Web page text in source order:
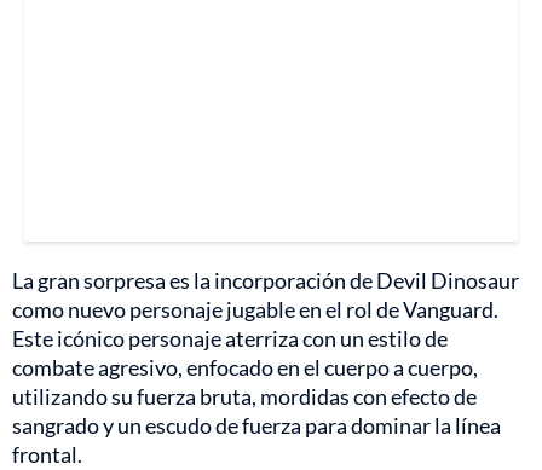
La gran sorpresa es la incorporación de Devil Dinosaur
como nuevo personaje jugable en el rol de Vanguard.
Este icónico personaje aterriza con un estilo de
combate agresivo, enfocado en el cuerpo a cuerpo,
utilizando su fuerza bruta, mordidas con efecto de
sangrado y un escudo de fuerza para dominar la línea
frontal.